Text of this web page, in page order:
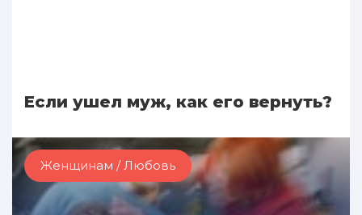
Если ушел муж, как его вернуть?
Женщинам / Любовь